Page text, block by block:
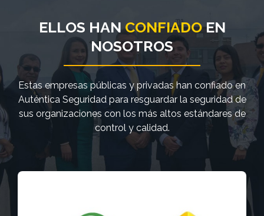
ELLOS HANCONFIADOEN
NOSOTROS
Estas empresas públicas y privadas han confiado en
Auténtica Seguridad para resguardar la seguridad de
sus organizaciones con los más altos estándares de
control y calidad.